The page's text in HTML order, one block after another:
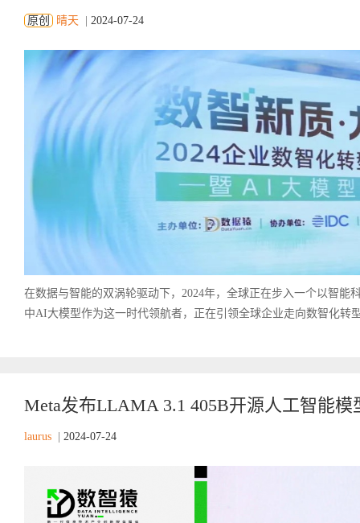
原创 晴天 2024-07-24
在数据与智能的双涡轮驱动下，2024年，全球正在步入一个以智能
中AI大模型作为这一时代领航者，正在引领全球企业走向数智化转
Meta发布LLAMA 3.1 405B开源人工智能
laurus 2024-07-24